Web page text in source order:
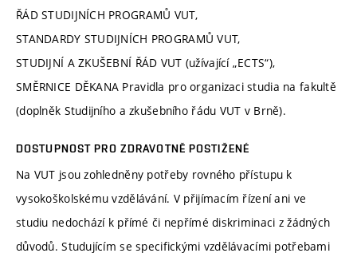
ŘÁD STUDIJNÍCH PROGRAMŮ VUT,
STANDARDY STUDIJNÍCH PROGRAMŮ VUT,
STUDIJNÍ A ZKUŠEBNÍ ŘÁD VUT (užívající „ECTS“),
SMĚRNICE DĚKANA Pravidla pro organizaci studia na fakultě
(doplněk Studijního a zkušebního řádu VUT v Brně).
DOSTUPNOST PRO ZDRAVOTNĚ POSTIŽENÉ
Na VUT jsou zohledněny potřeby rovného přístupu k
vysokoškolskému vzdělávání. V přijímacím řízení ani ve
studiu nedochází k přímé či nepřímé diskriminaci z žádných
důvodů. Studujícím se specifickými vzdělávacími potřebami